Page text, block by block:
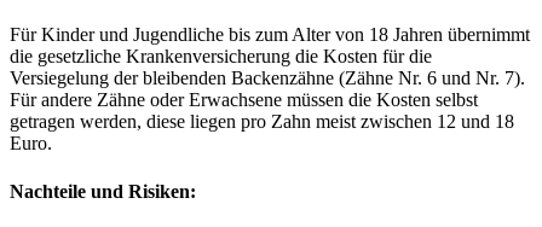
Für Kinder und Jugendliche bis zum Alter von 18 Jahren übernimmt
die gesetzliche Krankenversicherung die Kosten für die
Versiegelung der bleibenden Backenzähne (Zähne Nr. 6 und Nr. 7).
Für andere Zähne oder Erwachsene müssen die Kosten selbst
getragen werden, diese liegen pro Zahn meist zwischen 12 und 18
Euro.
Nachteile und Risiken: